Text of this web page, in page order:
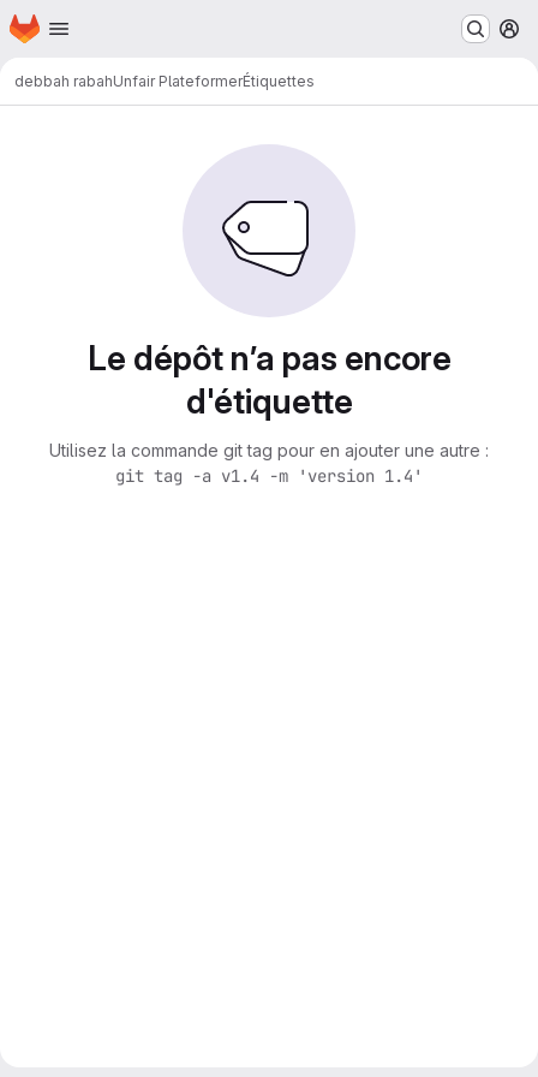
Passer au contenu principal
Page d'accueil
debbah rabahUnfair PlateformerÉtiquettes
Le dépôt n’a pas encore
d'étiquette
Utilisez la commande git tag pour en ajouter une autre :
git tag -a v1.4 -m 'version 1.4'